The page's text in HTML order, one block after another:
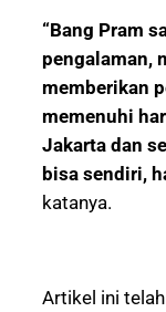
“Bang Pram
pengalaman,
memberikan
memenuhi
Jakarta dan
bisa sendiri,
katanya.
Artikel ini